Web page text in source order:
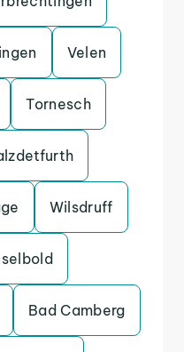
Velen
Tornesch
Wilsdruff
Bad Camberg